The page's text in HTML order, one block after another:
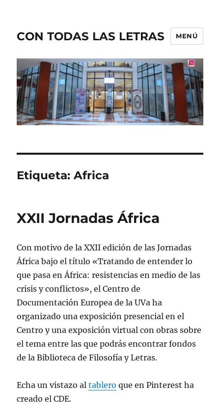
CON TODAS LAS LETRAS MENÚ
Etiqueta:Africa
XXII Jornadas África
Con motivo de la XXII edición de las Jornadas
África bajo el título «Tratando de entender lo
que pasa en África: resistencias en medio de las
crisis y conflictos», el Centro de
Documentación Europea de la UVa ha
organizado una exposición presencial en el
Centro y una exposición virtual con obras sobre
el tema entre las que podrás encontrar fondos
de la Biblioteca de Filosofía y Letras.
Echa un vistazo altablero que en Pinterest ha
creado el CDE.